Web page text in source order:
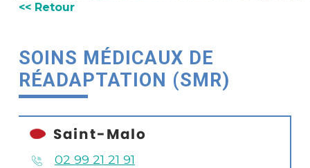
<< Retour
SOINS MÉDICAUX DE
RÉADAPTATION (SMR)
02 99 21 21 91